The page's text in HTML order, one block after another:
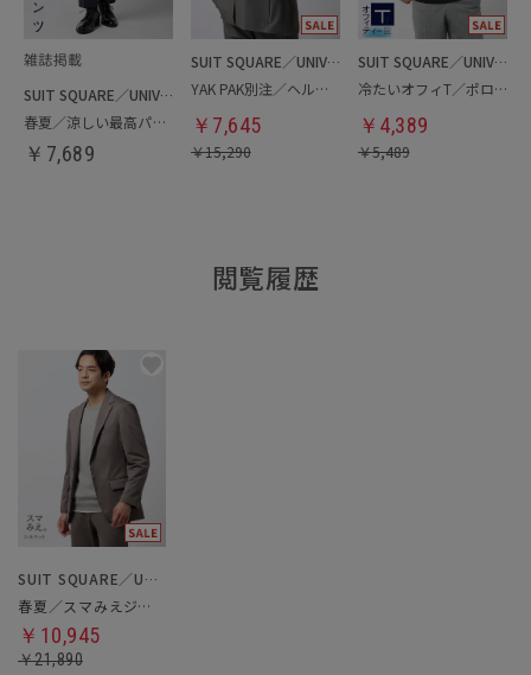
SUIT SQUARE／UNIVERSAL LANGUAGE
春夏／涼しい最高パンツ
￥ 7,689
SUIT SQUARE／UNIVERSAL LANGUAGE
YAK PAK別注／ヘルメットバッグ
￥ 7,645
￥15,290
SUIT SQUARE／UNIVERSAL LANGUAGE
冷たいオフィT／ポロシャツ
￥ 4,389
￥5,489
閲覧履歴
SUIT SQUARE／UNIVERSAL LANGUAGE
春夏／スマみえジャケット
￥10,945
￥21,890